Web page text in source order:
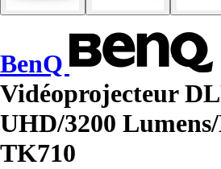
BenQ
Vidéoprojecteur
UHD/3200
TK710